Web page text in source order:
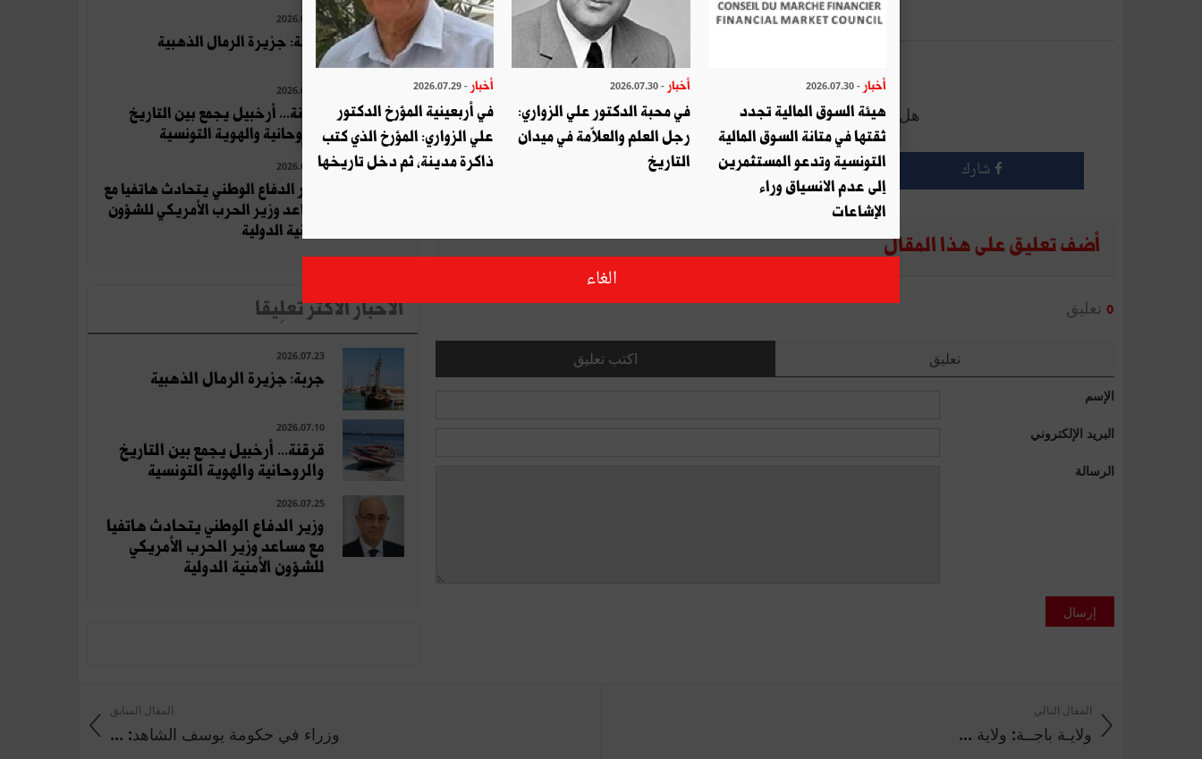
طباعة
هل أعجبك هذا المقال ؟ شارك مع أصدقائك !
شارك التويتر
أضف تعليق على هذا المقال
0 تعليق
اكتب تعليق تعليق
الإسم
البريد الإلكتروني
الرسالة
إرسال
2026.07.23
جربة: جزيرة الرمال الذهبية
2026.07.10
قرقنة... أرخبيل يجمع بين التاريخ
والروحانية والهوية التونسية
2026.07.25
وزير الدفاع الوطني يتحادث هاتفيا مع
مساعد وزير الحرب الأمريكي للشؤون
الأمنية الدولية
الأخبار الأكثر تعلِيقا
2026.07.23
جربة: جزيرة الرمال الذهبية
2026.07.10
قرقنة... أرخبيل يجمع بين التاريخ
والروحانية والهوية التونسية
2026.07.25
وزير الدفاع الوطني يتحادث هاتفيا
مع مساعد وزير الحرب الأمريكي
للشؤون الأمنية الدولية
المقال السابق
وزراء في حكومة يوسف الشاهد: ...
المقال التالي
ولايـة باجــة: ولاية ...
أخبار - 2026.07.30
هيئة السوق المالية تجدد
ثقتها في متانة السوق المالية
التونسية وتدعو المستثمرين
إلى عدم الانسياق وراء
الإشاعات
أخبار - 2026.07.30
في محبة الدكتور علي الزواري:
رجل العلم والعلاّمة في ميدان
التاريخ
أخبار - 2026.07.29
في أربعينية المؤرخ الدكتور
علي الزواري: المؤرخ الذي كتب
ذاكرة مدينة، ثم دخل تاريخها
الغاء